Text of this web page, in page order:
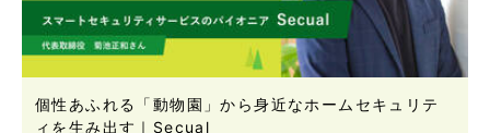
個性あふれる「動物園」から身近なホームセキュリテ
ィを生み出す｜Secual